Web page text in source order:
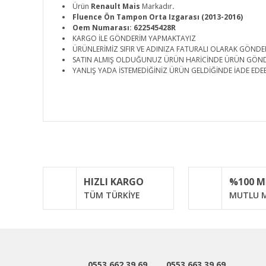
Ürün Renault Mais Markadır.
Fluence Ön Tampon Orta Izgarası (2013-2016)
Oem Numarası: 622545428R
KARGO İLE GÖNDERİM YAPMAKTAYIZ
ÜRÜNLERİMİZ SIFIR VE ADINIZA FATURALI OLARAK
SATIN ALMIŞ OLDUĞUNUZ ÜRÜN HARİCİNDE ÜRÜN
YANLIŞ YADA İSTEMEDİĞİNİZ ÜRÜN GELDİĞİNDE İADE
Ürün resmi kalitesiz, bozuk veya görüntülenemiyor.
Ürün açıklamasında eksik bilgiler bulunuyor.
Ürün bilgilerinde hatalar bulunuyor.
HIZLI KARGO
TÜM TÜRKİYE
%100
MUTLU